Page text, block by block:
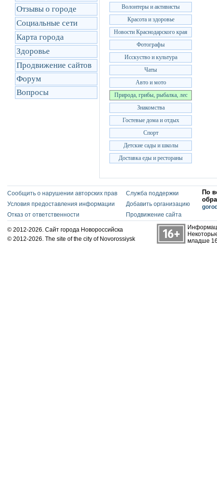
Отзывы о городе
Социальные сети
Карта города
Здоровье
Продвижение сайтов
Форум
Вопросы
Волонтеры и активисты
Красота и здоровье
Новости Краснодарского края
Фотографы
Исскуство и культура
Чаты
Авто и мото
Природа, грибы, рыбалка, лес
Знакомства
Гостевые дома и отдых
Спорт
Детские сады и школы
Доставка еды и рестораны
Сообщить о нарушении авторских прав
Условия предоставления информации
Отказ от ответственности
Служба поддержки
Добавить организацию
Продвижение сайта
По
© 2012-2026. Сайт города Новороссийска
© 2012-2026. The site of the city of Novorossiysk
младше